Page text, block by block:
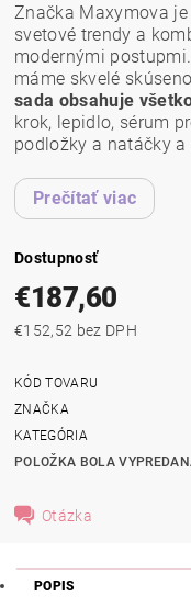
Značka Maxymova
svetové trendy a
modernými
máme skvelé
sada obsahuje
krok, lepidlo, sérum
podložky a natáčky
Prečítať viac
Dostupnosť
€187,60
€152,52 bez DPH
KÓD TOVARU
ZNAČKA
KATEGÓRIA
POLOŽKA BOLA
Otázka
POPIS